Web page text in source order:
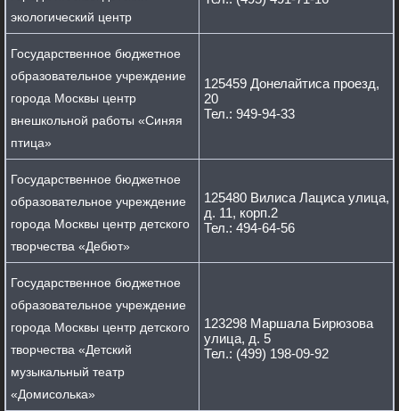
экологический центр
Государственное бюджетное
образовательное учреждение
города Москвы центр
внешкольной работы «Синяя
птица»
125459 Донелайтиса проезд,
20
Тел.: 949-94-33
Государственное бюджетное
образовательное учреждение
города Москвы центр детского
творчества «Дебют»
125480 Вилиса Лациса улица,
д. 11, корп.2
Тел.: 494-64-56
Государственное бюджетное
образовательное учреждение
города Москвы центр детского
творчества «Детский
музыкальный театр
«Домисолька»
123298 Маршала Бирюзова
улица, д. 5
Тел.: (499) 198-09-92